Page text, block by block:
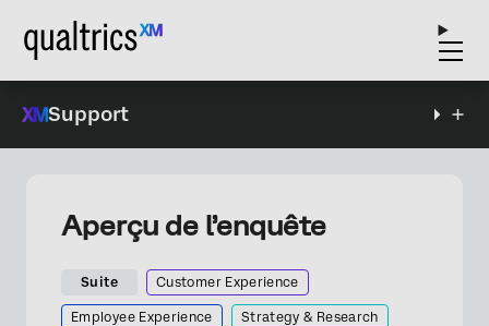
Support
Aperçu de l’enquête
Suite Customer Experience
Employee Experience Strategy & Research